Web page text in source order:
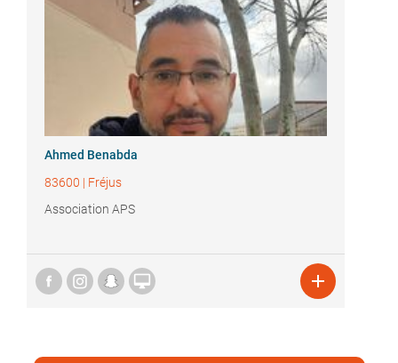
Ahmed Benabda
83600 | Fréjus
Association APS
 